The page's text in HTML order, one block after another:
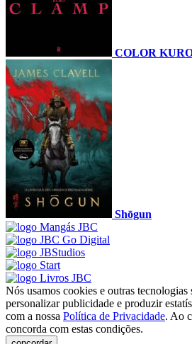
COLOR
Shōgun
Nós usamos cookies e outras tecnologias
personalizar publicidade e produzir
com a nossa Política de Privacidade. Ao
concorda com estas condições.